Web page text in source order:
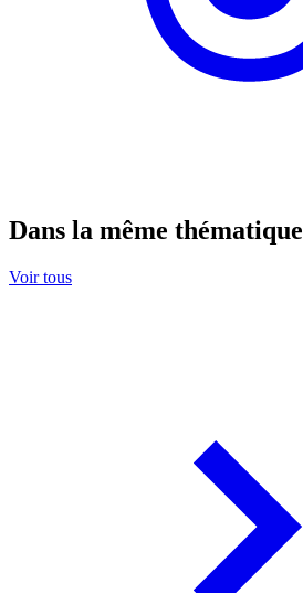
Dans la même thématique
Voir tous